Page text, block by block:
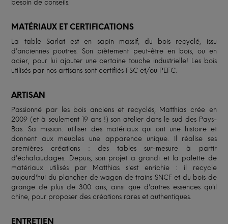
besoin de conseils.
MATÉRIAUX ET CERTIFICATIONS
La table Sarlat est en sapin massif, du bois recyclé, issu
d’anciennes poutres. Son piètement peut-être en bois, ou en
acier, pour lui ajouter une certaine touche industrielle! Les bois
utilisés par nos artisans sont certifiés FSC et/ou PEFC.
ARTISAN
Passionné par les bois anciens et recyclés, Matthias crée en
2009 (et à seulement 19 ans !) son atelier dans le sud des Pays-
Bas. Sa mission: utiliser des matériaux qui ont une histoire et
donnent aux meubles une apparence unique. Il réalise ses
premières créations : des tables sur-mesure à partir
d'échafaudages. Depuis, son projet a grandi et la palette de
matériaux utilisés par Matthias s'est enrichie : il recycle
aujourd'hui du plancher de wagon de trains SNCF et du bois de
grange de plus de 300 ans, ainsi que d'autres essences qu'il
chine, pour proposer des créations rares et authentiques.
ENTRETIEN